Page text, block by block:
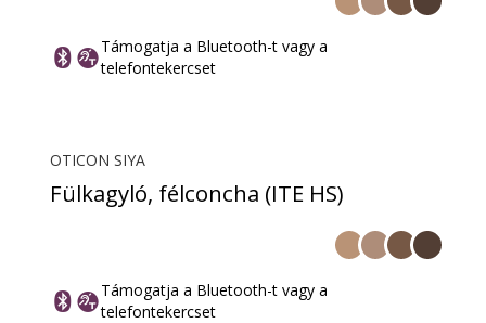
Támogatja a Bluetooth-t vagy a
telefontekercset
OTICON SIYA
Fülkagyló, félconcha (ITE HS)
Támogatja a Bluetooth-t vagy a
telefontekercset